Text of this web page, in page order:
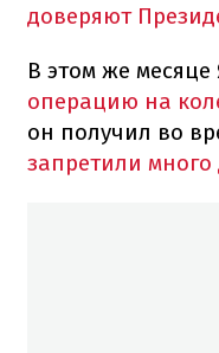
доверяют
В этом же
операцию на
он получил во
запретили много